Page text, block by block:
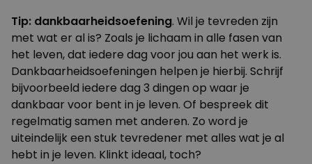
Tip: dankbaarheidsoefening. Wil je tevreden zijn
met wat er al is? Zoals je lichaam in alle fasen van
het leven, dat iedere dag voor jou aan het werk is.
Dankbaarheidsoefeningen helpen je hierbij. Schrijf
bijvoorbeeld iedere dag 3 dingen op waar je
dankbaar voor bent in je leven. Of bespreek dit
regelmatig samen met anderen. Zo word je
uiteindelijk een stuk tevredener met alles wat je al
hebt in je leven. Klinkt ideaal, toch?